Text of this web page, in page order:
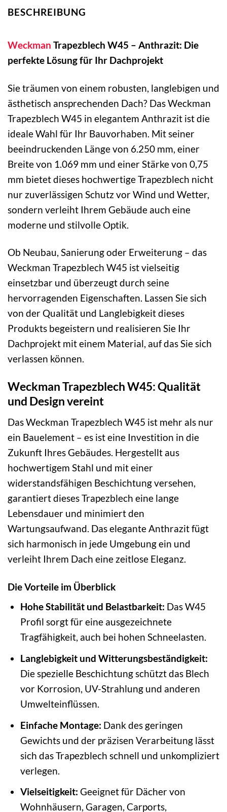
BESCHREIBUNG
Weckman Trapezblech W45 – Anthrazit: Die
perfekte Lösung für Ihr Dachprojekt
Sie träumen von einem robusten, langlebigen und
ästhetisch ansprechenden Dach? Das Weckman
Trapezblech W45 in elegantem Anthrazit ist die
ideale Wahl für Ihr Bauvorhaben. Mit seiner
beeindruckenden Länge von 6.250 mm, einer
Breite von 1.069 mm und einer Stärke von 0,75
mm bietet dieses hochwertige Trapezblech nicht
nur zuverlässigen Schutz vor Wind und Wetter,
sondern verleiht Ihrem Gebäude auch eine
moderne und stilvolle Optik.
Ob Neubau, Sanierung oder Erweiterung – das
Weckman Trapezblech W45 ist vielseitig
einsetzbar und überzeugt durch seine
hervorragenden Eigenschaften. Lassen Sie sich
von der Qualität und Langlebigkeit dieses
Produkts begeistern und realisieren Sie Ihr
Dachprojekt mit einem Material, auf das Sie sich
verlassen können.
Weckman Trapezblech W45: Qualität
und Design vereint
Das Weckman Trapezblech W45 ist mehr als nur
ein Bauelement – es ist eine Investition in die
Zukunft Ihres Gebäudes. Hergestellt aus
hochwertigem Stahl und mit einer
widerstandsfähigen Beschichtung versehen,
garantiert dieses Trapezblech eine lange
Lebensdauer und minimiert den
Wartungsaufwand. Das elegante Anthrazit fügt
sich harmonisch in jede Umgebung ein und
verleiht Ihrem Dach eine zeitlose Eleganz.
Die Vorteile im Überblick
Hohe Stabilität und Belastbarkeit: Das W45
Profil sorgt für eine ausgezeichnete
Tragfähigkeit, auch bei hohen Schneelasten.
Langlebigkeit und Witterungsbeständigkeit:
Die spezielle Beschichtung schützt das Blech
vor Korrosion, UV-Strahlung und anderen
Umwelteinflüssen.
Einfache Montage: Dank des geringen
Gewichts und der präzisen Verarbeitung lässt
sich das Trapezblech schnell und unkompliziert
verlegen.
Vielseitigkeit: Geeignet für Dächer von
Wohnhäusern, Garagen, Carports,